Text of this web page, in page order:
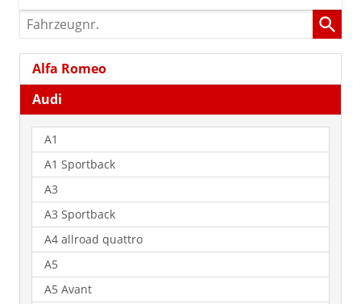
Fahrzeugnr.
Alfa Romeo
Audi
A1
A1 Sportback
A3
A3 Sportback
A4 allroad quattro
A5
A5 Avant